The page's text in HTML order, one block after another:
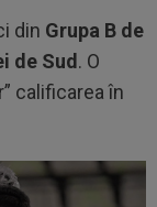
din Grupa B de
de Sud . O
calificarea în